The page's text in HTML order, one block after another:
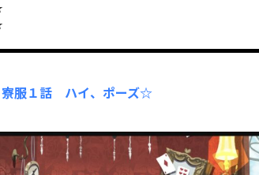
寮服１話 ハイ、ポーズ☆